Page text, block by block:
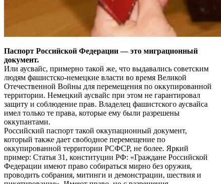
Паспорт Российской Федерации — это миграционный
документ.
Или аусвайс, примерно такой же, что выдавались советским
людям фашистско-немецкие власти во время Великой
Отечественной Войны для перемещения по оккупированной
территории. Немецкий аусвайс при этом не гарантировал
защиту и соблюдение прав. Владелец фашистского аусвайса
имел только те права, которые ему были разрешены
оккупантами.
Российский паспорт такой оккупационный документ,
который также дает свободное перемещение по
оккупированной территории РСФСР, не более. Яркий
пример: Статья 31, конституции РФ: «Граждане Российской
Федерации имеют право собираться мирно без оружия,
проводить собрания, митинги и демонстрации, шествия и